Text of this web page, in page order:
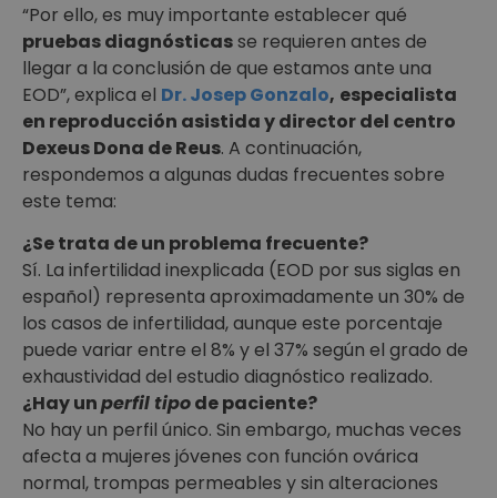
“Por ello, es muy importante establecer qué
pruebas diagnósticasse requieren antes de
llegar a la conclusión de que estamos ante una
EOD”, explica el Dr. Josep Gonzalo, especialista
en reproducción asistida y director del centro
Dexeus Dona de Reus. A continuación,
respondemos a algunas dudas frecuentes sobre
este tema:
¿Se trata de un problema frecuente?
Sí. La infertilidad inexplicada (EOD por sus siglas en
español) representa aproximadamente un 30% de
los casos de infertilidad, aunque este porcentaje
puede variar entre el 8% y el 37% según el grado de
exhaustividad del estudio diagnóstico realizado.
¿Hay unperfil tipode paciente?
No hay un perfil único. Sin embargo, muchas veces
afecta a mujeres jóvenes con función ovárica
normal, trompas permeables y sin alteraciones